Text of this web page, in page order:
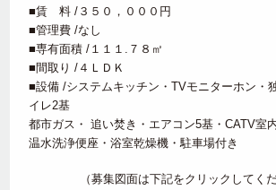
■賃 料 /３５０，０００円
■管理費 /なし
■専有面積 /１１１.７８㎡
■間取り /４ＬＤＫ
■設備 /システムキッチン・TVモニターホン・
イレ2基
都市ガス・ 追い焚き・エアコン5基・CATV室
温水洗浄便座・浴室乾燥機・駐車場付き
（募集図面は下記をクリックしてく